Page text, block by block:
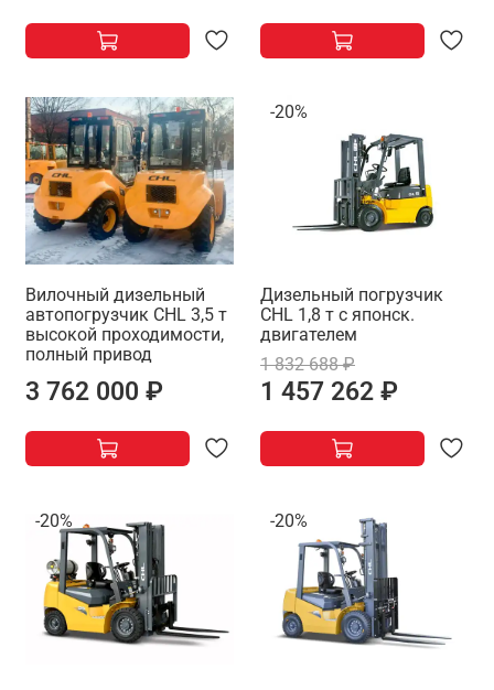
Вилочный дизельный
автопогрузчик CHL 3,5 т
высокой проходимости,
полный привод
3 762 000 ₽
-20%
Дизельный погрузчик
CHL 1,8 т с японск.
двигателем
1 832 688 ₽
1 457 262 ₽
-20% -20%